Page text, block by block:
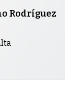
Rodríguez